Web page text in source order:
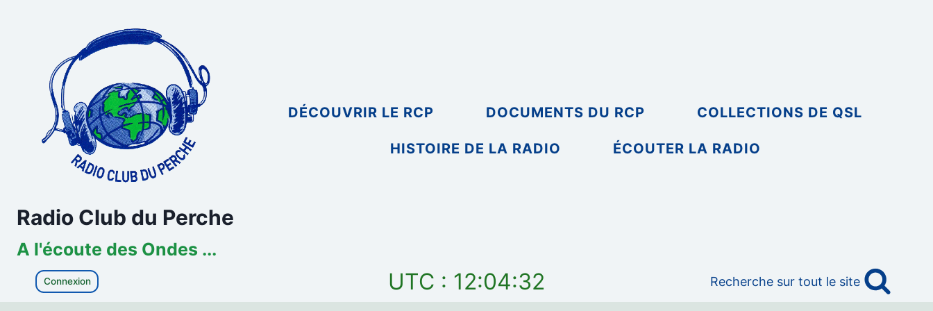
Radio Club du Perche
A l'écoute des Ondes ...
DÉCOUVRIR LE RCP DOCUMENTS DU RCP COLLECTIONS DE QSL
HISTOIRE DE LA RADIO ÉCOUTER LA RADIO
Connexion UTC : 12:04:32 Recherche sur tout le site